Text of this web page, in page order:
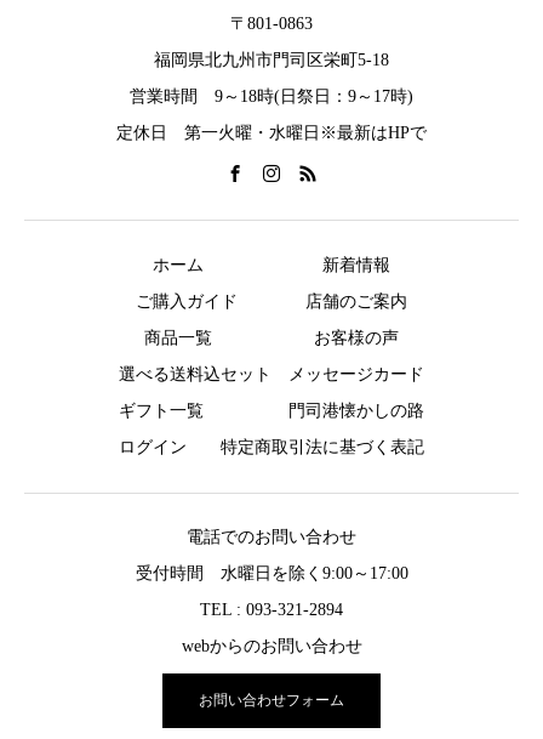
〒801-0863
福岡県北九州市門司区栄町5-18
営業時間 9～18時(日祭日：9～17時)
定休日 第一火曜・水曜日※最新はHPで
ホーム
新着情報
ご購入ガイド
店舗のご案内
商品一覧
お客様の声
選べる送料込セット
メッセージカード
ギフト一覧
門司港懐かしの路
ログイン
特定商取引法に基づく表記
電話でのお問い合わせ
受付時間 水曜日を除く9:00～17:00
TEL : 093-321-2894
webからのお問い合わせ
お問い合わせフォーム